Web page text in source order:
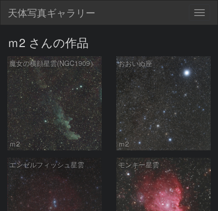
天体写真ギャラリー
ｍ2 さんの作品
魔女の横顔星雲(NGC1909）
ｍ2
おおいぬ座
ｍ2
エンゼルフィッシュ星雲 モンキー星雲